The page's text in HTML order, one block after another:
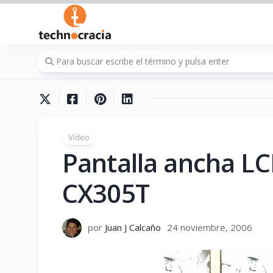
Saltar
contenido
Vídeo
Pantalla ancha
CX305T
por Juan J Calcaño 24 noviembre, 2006